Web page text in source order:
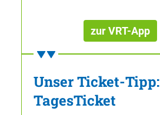
zur VRT-App
Unser Ticket-Tipp:
TagesTicket